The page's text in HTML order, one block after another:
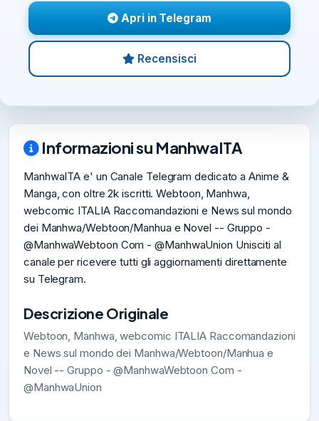
Apri in Telegram
Recensisci
Informazioni su ManhwaITA
ManhwaITA e' un Canale Telegram dedicato a Anime &
Manga, con oltre 2k iscritti. Webtoon, Manhwa,
webcomic ITALIA Raccomandazioni e News sul mondo
dei Manhwa/Webtoon/Manhua e Novel -- Gruppo -
@ManhwaWebtoon Com - @ManhwaUnion Unisciti al
canale per ricevere tutti gli aggiornamenti direttamente
su Telegram.
Descrizione Originale
Webtoon, Manhwa, webcomic ITALIA Raccomandazioni
e News sul mondo dei Manhwa/Webtoon/Manhua e
Novel -- Gruppo - @ManhwaWebtoon Com -
@ManhwaUnion